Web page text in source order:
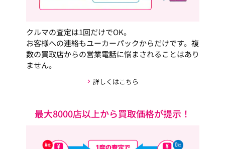
クルマの査定は1回だけでOK。
お客様への連絡もユーカーパックからだけです。複
数の買取店からの営業電話に悩まされることはあり
ません。
詳しくはこちら
最大8000店以上から買取価格が提示！